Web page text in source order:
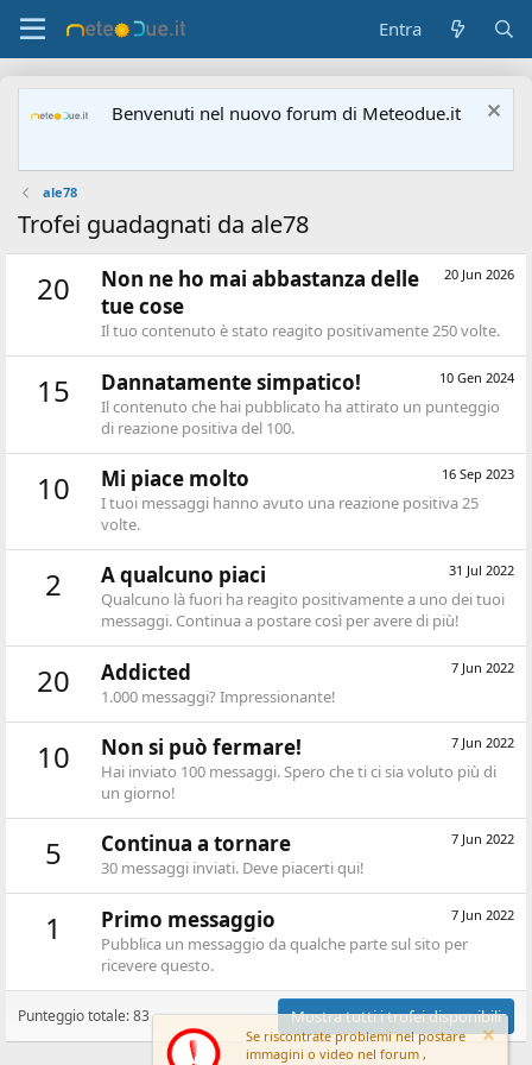
Entra
Benvenuti nel nuovo forum di Meteodue.it
ale78
Trofei guadagnati da ale78
20 20 Jun 2026
Non ne ho mai abbastanza delle
tue cose
Il tuo contenuto è stato reagito positivamente 250 volte.
15 10 Gen 2024
Dannatamente simpatico!
Il contenuto che hai pubblicato ha attirato un punteggio
di reazione positiva del 100.
10 16 Sep 2023
Mi piace molto
I tuoi messaggi hanno avuto una reazione positiva 25
volte.
2 31 Jul 2022
A qualcuno piaci
Qualcuno là fuori ha reagito positivamente a uno dei tuoi
messaggi. Continua a postare così per avere di più!
20 7 Jun 2022
Addicted
1.000 messaggi? Impressionante!
10 7 Jun 2022
Non si può fermare!
Hai inviato 100 messaggi. Spero che ti ci sia voluto più di
un giorno!
5 7 Jun 2022
Continua a tornare
30 messaggi inviati. Deve piacerti qui!
1 7 Jun 2022
Primo messaggio
Pubblica un messaggio da qualche parte sul sito per
ricevere questo.
Punteggio totale: 83 Mostra tutti i trofei disponibili
Se riscontrate problemi nel postare
immagini o video nel forum ,